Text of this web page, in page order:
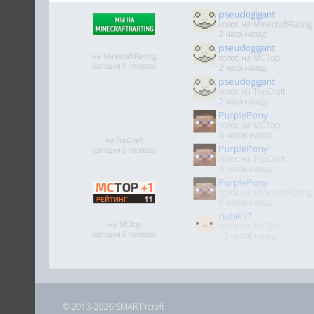
pseudogigant
голос на MinecraftRating
2 часа назад
pseudogigant
голос на MCTop
2 часа назад
pseudogigant
голос на TopCraft
2 часа назад
PurplePony
голос на MCTop
6 часов назад
PurplePony
голос на TopCraft
6 часов назад
PurplePony
голос на MinecraftRating
6 часов назад
nubik17
на MinecraftRating
(сегодня 0 голосов)
на TopCraft
(сегодня 0 голосов)
на MCTop
(сегодня 0 голосов)
© 2013-2026 SMARTYcraft